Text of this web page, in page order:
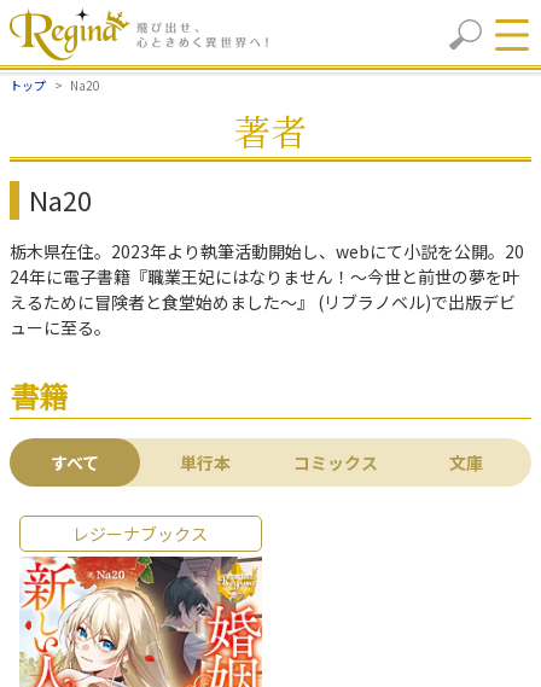
トップ Na20
著者
Na20
栃木県在住。2023年より執筆活動開始し、webにて小説を公開。20
24年に電子書籍『職業王妃にはなりません！～今世と前世の夢を叶
えるために冒険者と食堂始めました～』 (リブラノベル)で出版デビ
ューに至る。
書籍
すべて 単行本 コミックス 文庫
レジーナブックス